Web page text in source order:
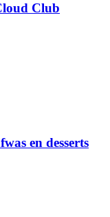
Club
en desserts